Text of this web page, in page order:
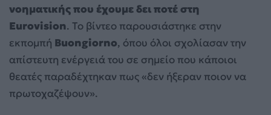
νοηματικής που έχουμε δει ποτέ στη
Eurovision. Το βίντεο παρουσιάστηκε στην
εκπομπή Buongiorno, όπου όλοι σχολίασαν την
απίστευτη ενέργειά του σε σημείο που κάποιοι
θεατές παραδέχτηκαν πως «δεν ήξεραν ποιον να
πρωτοχαζέψουν».